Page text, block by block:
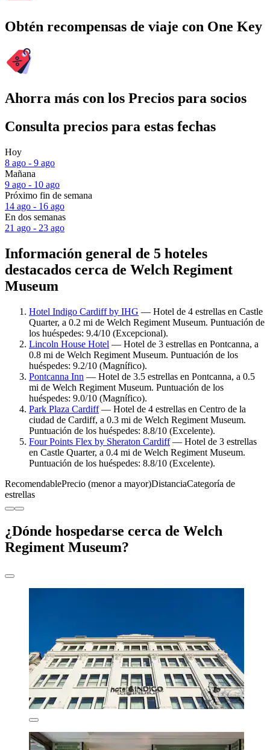
Obtén recompensas de viaje con One Key
Ahorra más con los Precios para socios
Consulta precios para estas fechas
Hoy
8 ago - 9 ago
Mañana
9 ago - 10 ago
Próximo fin de semana
14 ago - 16 ago
En dos semanas
21 ago - 23 ago
Información general de 5 hoteles
destacados cerca de Welch Regiment
Museum
Hotel Indigo Cardiff by IHG — Hotel de 4 estrellas en Castle
Quarter, a 0.2 mi de Welch Regiment Museum. Puntuación de
los huéspedes: 9.4/10 (Excepcional).
Lincoln House Hotel — Hotel de 3 estrellas en Pontcanna, a
0.8 mi de Welch Regiment Museum. Puntuación de los
huéspedes: 9.2/10 (Magnífico).
Pontcanna Inn — Hotel de 3.5 estrellas en Pontcanna, a 0.5
mi de Welch Regiment Museum. Puntuación de los
huéspedes: 9.0/10 (Magnífico).
Park Plaza Cardiff— Hotel de 4 estrellas en Centro de la
ciudad de Cardiff, a 0.3 mi de Welch Regiment Museum.
Puntuación de los huéspedes: 8.8/10 (Excelente).
Four Points Flex by Sheraton Cardiff— Hotel de 3 estrellas
en Castle Quarter, a 0.4 mi de Welch Regiment Museum.
Puntuación de los huéspedes: 8.8/10 (Excelente).
RecomendablePrecio (menor a mayor)DistanciaCategoría de
estrellas
¿Dónde hospedarse cerca de Welch
Regiment Museum?